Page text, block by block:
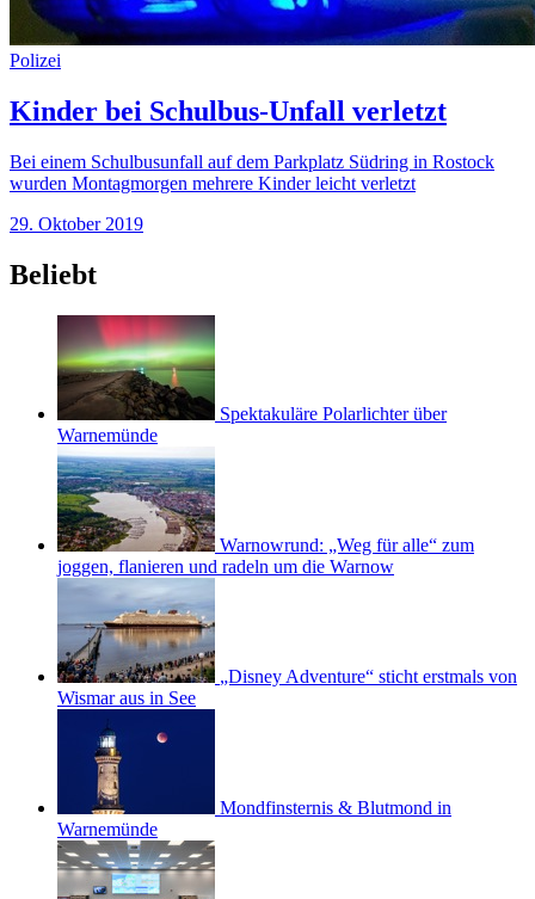
Polizei
Kinder bei Schulbus-Unfall verletzt
Bei einem Schulbusunfall auf dem Parkplatz Südring in Rostock
wurden Montagmorgen mehrere Kinder leicht verletzt
29. Oktober 2019
Beliebt
Spektakuläre Polarlichter über
Warnemünde
Warnowrund: „Weg für alle“ zum
joggen, flanieren und radeln um die Warnow
„Disney Adventure“ sticht erstmals von
Wismar aus in See
Mondfinsternis & Blutmond in
Warnemünde